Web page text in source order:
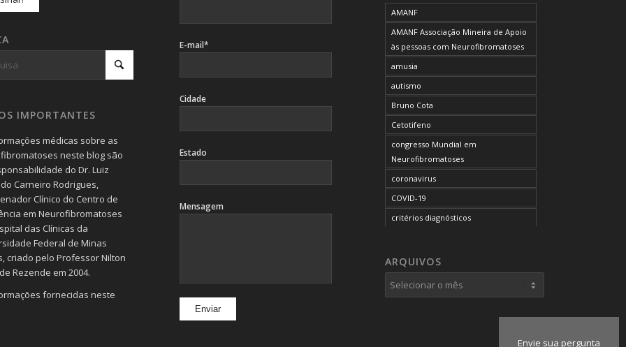
Envie sua pergunta
IMPORTANTES
médicas sobre as
neste blog são
do Dr. Luiz
Carneiro Rodrigues,
Clínico do Centro de
em Neurofibromatoses
das Clínicas da
Federal de Minas
criado pelo Professor Nilton
Rezende em 2004.
fornecidas neste
E-mail*
Cidade
Estado
Mensagem
AMANF
AMANF Associação Mineira de Apoio
às pessoas com Neurofibromatoses
amusia
autismo
Bruno Cota
Cetotifeno
congresso Mundial em
Neurofibromatoses
coronavirus
COVID-19
critérios diagnósticos
curso de capacitação
auditivo
ARQUIVOS